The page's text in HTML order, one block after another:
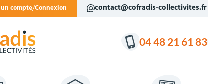
compte Connexion contact@cofradis-collectivites.fr
04 48 21 61 83